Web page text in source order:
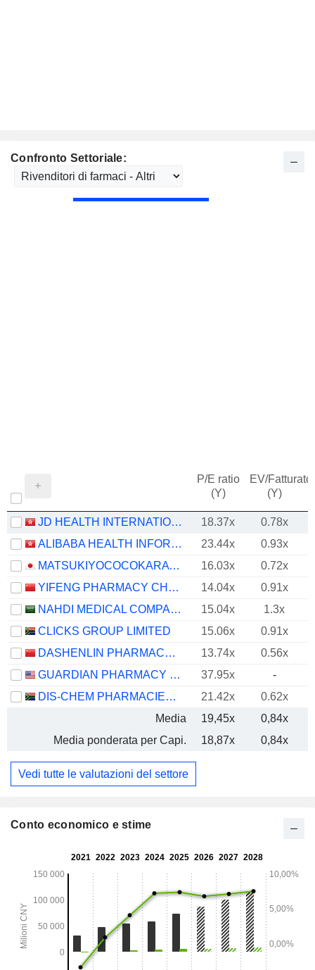
Confronto Settoriale:
P/E ratio
(Y)
EV/Fatturato
(Y)
JD HEALTH INTERNATIONAL INC. 18.37x 0.78x
ALIBABA HEALTH INFORMATION TECHNOLOGY LIMITED
23.44x 0.93x
MATSUKIYOCOCOKARA & CO.
16.03x
0.72x
YIFENG PHARMACY CHAIN CO., LTD.
14.04x
0.91x
NAHDI MEDICAL COMPANY
15.04x
1.3x
CLICKS GROUP LIMITED
15.06x
0.91x
DASHENLIN PHARMACEUTICAL GROUP CO., LTD.
13.74x
0.56x
GUARDIAN PHARMACY SERVICES, INC.
37.95x
-
DIS-CHEM PHARMACIES LIMITED
21.42x
0.62x
Media
19,45x
0,84x
Media ponderata per Capi.
18,87x 0,84x
Vedi tutte le valutazioni del settore
Conto economico e stime